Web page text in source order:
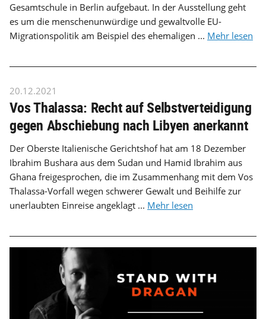
Gesamtschule in Berlin aufgebaut. In der Ausstellung geht
es um die menschenunwürdige und gewaltvolle EU-
Migrationspolitik am Beispiel des ehemaligen ... Mehr lesen
20.12.2021
Vos Thalassa: Recht auf Selbstverteidigung
gegen Abschiebung nach Libyen anerkannt
Der Oberste Italienische Gerichtshof hat am 18 Dezember
Ibrahim Bushara aus dem Sudan und Hamid Ibrahim aus
Ghana freigesprochen, die im Zusammenhang mit dem Vos
Thalassa-Vorfall wegen schwerer Gewalt und Beihilfe zur
unerlaubten Einreise angeklagt ... Mehr lesen